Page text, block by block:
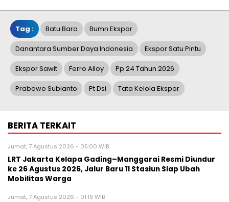
Tag : Batu Bara Bumn Ekspor
Danantara Sumber Daya Indonesia Ekspor Satu Pintu
Ekspor Sawit Ferro Alloy Pp 24 Tahun 2026
Prabowo Subianto Pt Dsi Tata Kelola Ekspor
BERITA TERKAIT
Jumat, 7 Agustus 2026 - 05:00 WIB
LRT Jakarta Kelapa Gading–Manggarai Resmi Diundur
ke 26 Agustus 2026, Jalur Baru 11 Stasiun Siap Ubah
Mobilitas Warga
Jumat, 7 Agustus 2026 - 01:19 WIB